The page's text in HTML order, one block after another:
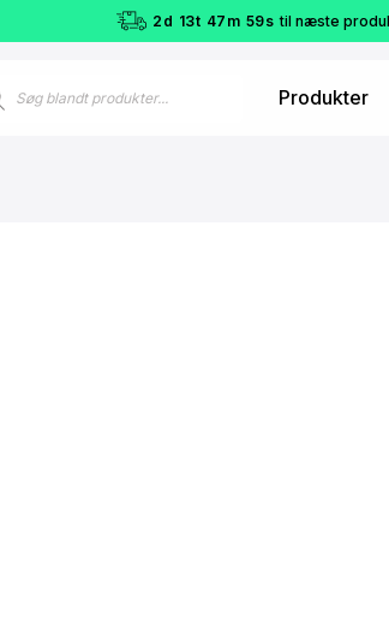
2 d 13t 47 m 58s til næste
Produkter